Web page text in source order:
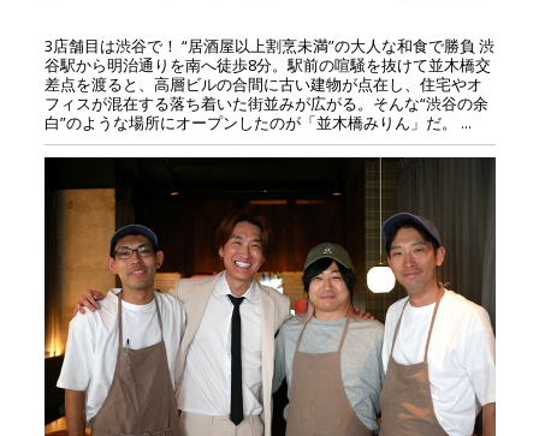
3店舗目は渋谷で！ “居酒屋以上割烹未満”の大人な和食で勝負 渋
谷駅から明治通りを南へ徒歩8分。駅前の喧騒を抜けて並木橋交
差点を渡ると、高層ビルの合間に古い建物が点在し、住宅やオ
フィスが混在する落ち着いた街並みが広がる。そんな“渋谷の余
白”のような場所にオープンしたのが「並木橋みりん」だ。 ...